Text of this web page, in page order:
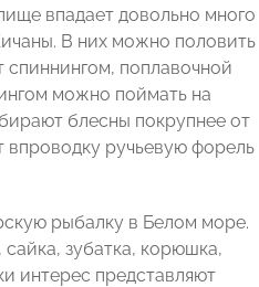
впадает довольно много
В них можно половить
спиннингом, поплавочной
можно поймать на
блесны покрупнее от
ручьевую форель
рыбалку в Белом море.
зубатка, корюшка,
интерес представляют